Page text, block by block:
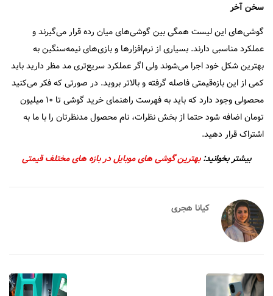
سخن آخر
گوشی‌های این لیست همگی بین گوشی‌های میان رده قرار می‌گیرند و
عملکرد مناسبی دارند. بسیاری از نرم‌افزارها و بازی‌های نیمه‌سنگین به
بهترین شکل خود اجرا می‌شوند ولی اگر عملکرد سریع‌تری مد مظر دارید باید
کمی از این بازه‌قیمتی فاصله گرفته و بالاتر بروید. در صورتی که فکر می‌کنید
محصولی وجود دارد که باید به فهرست راهنمای خرید گوشی تا ۱۰ میلیون
تومان اضافه شود حتما از بخش نظرات، نام محصول مدنظرتان را با ما به
اشتراک قرار دهید.
بیشتر بخوانید:بهترین گوشی های موبایل در بازه های مختلف قیمتی
کیانا هجری